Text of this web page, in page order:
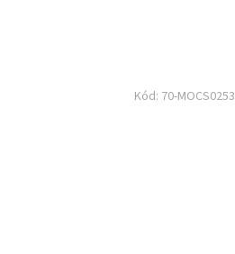
Kód: 70-MOCS0253